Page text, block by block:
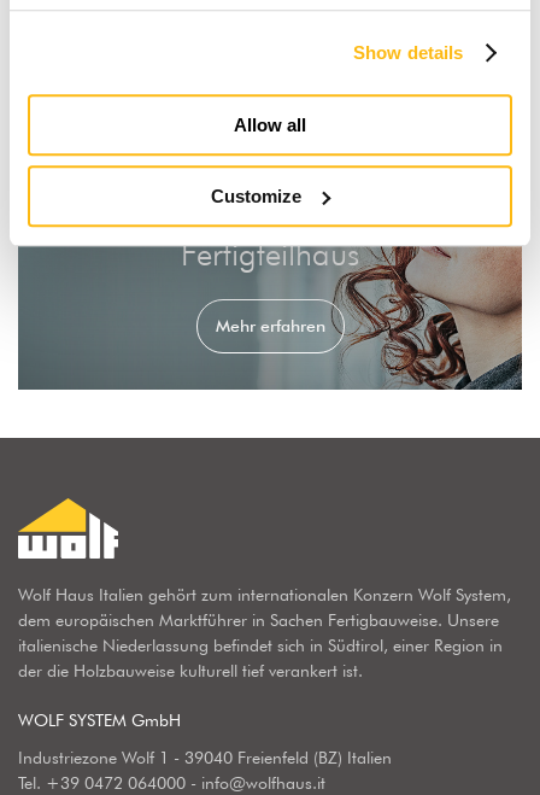
Show details
Allow all
Customize
Der Traum vom Holz-
Fertigteilhaus
Mehr erfahren
Wolf Haus Italien gehört zum internationalen Konzern Wolf System,
dem europäischen Marktführer in Sachen Fertigbauweise. Unsere
italienische Niederlassung befindet sich in Südtirol, einer Region in
der die Holzbauweise kulturell tief verankert ist.
WOLF SYSTEM GmbH
Industriezone Wolf 1 - 39040 Freienfeld (BZ) Italien
Tel. +39 0472 064000 - info@wolfhaus.it